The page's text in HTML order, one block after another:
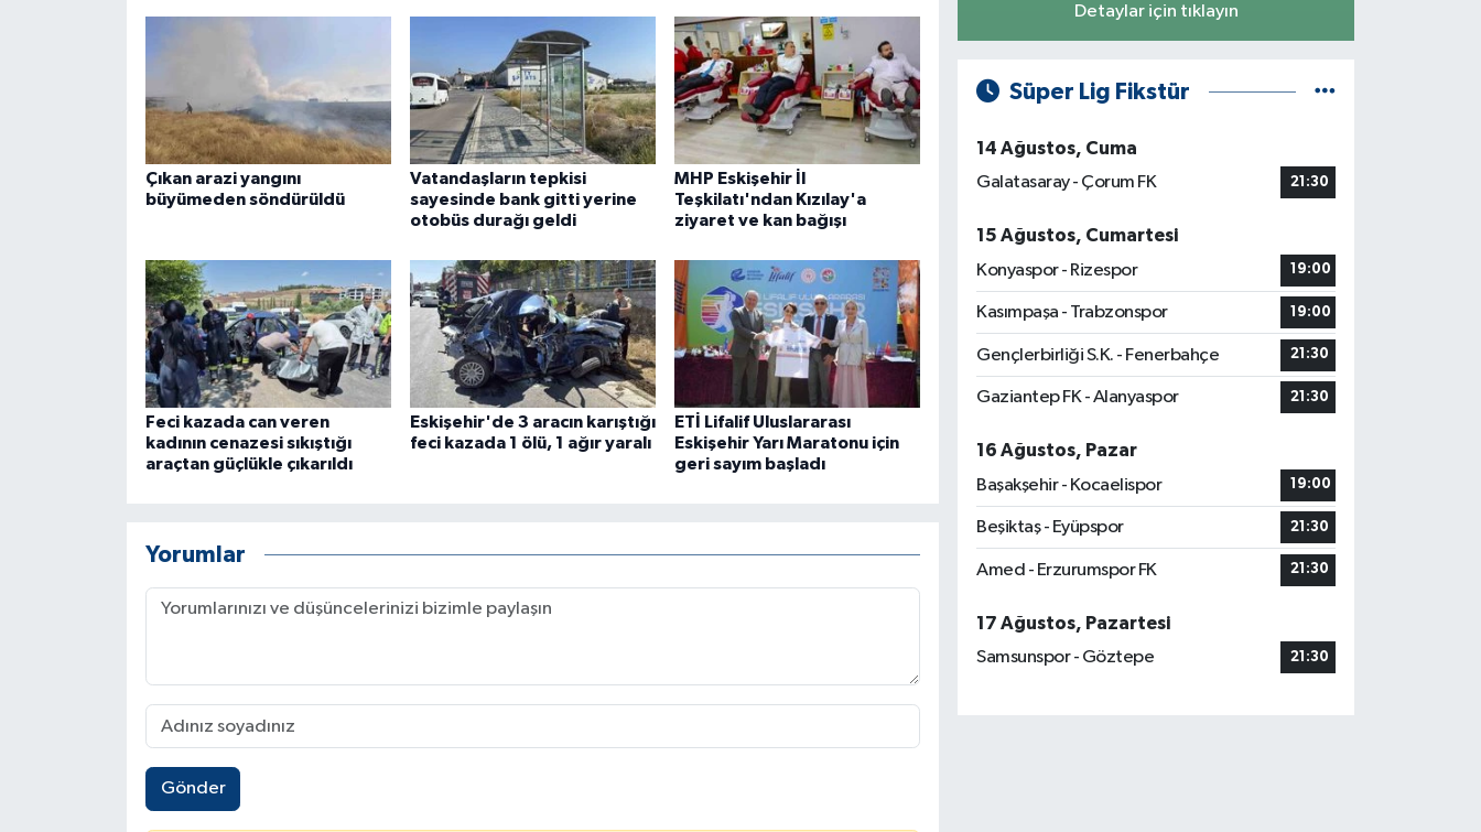
Çıkan arazi yangını
büyümeden söndürüldü
Vatandaşların tepkisi
sayesinde bank gitti yerine
otobüs durağı geldi
MHP Eskişehir İl
Teşkilatı'ndan Kızılay'a
ziyaret ve kan bağışı
Feci kazada can veren
kadının cenazesi sıkıştığı
araçtan güçlükle çıkarıldı
Eskişehir'de 3 aracın karıştığı
feci kazada 1 ölü, 1 ağır yaralı
ETİ Lifalif Uluslararası
Eskişehir Yarı Maratonu için
geri sayım başladı
Yorumlar
Gönder
Detaylar için tıklayın
Süper Lig Fikstür
14 Ağustos, Cuma
Galatasaray - Çorum FK
21:30
15 Ağustos, Cumartesi
Konyaspor - Rizespor
19:00
Kasımpaşa - Trabzonspor 19:00
Gençlerbirliği S.K. - Fenerbahçe 21:30
Gaziantep FK - Alanyaspor 21:30
16 Ağustos, Pazar
Başakşehir - Kocaelispor
19:00
Beşiktaş - Eyüpspor 21:30
Amed - Erzurumspor FK 21:30
17 Ağustos, Pazartesi
Samsunspor - Göztepe
21:30